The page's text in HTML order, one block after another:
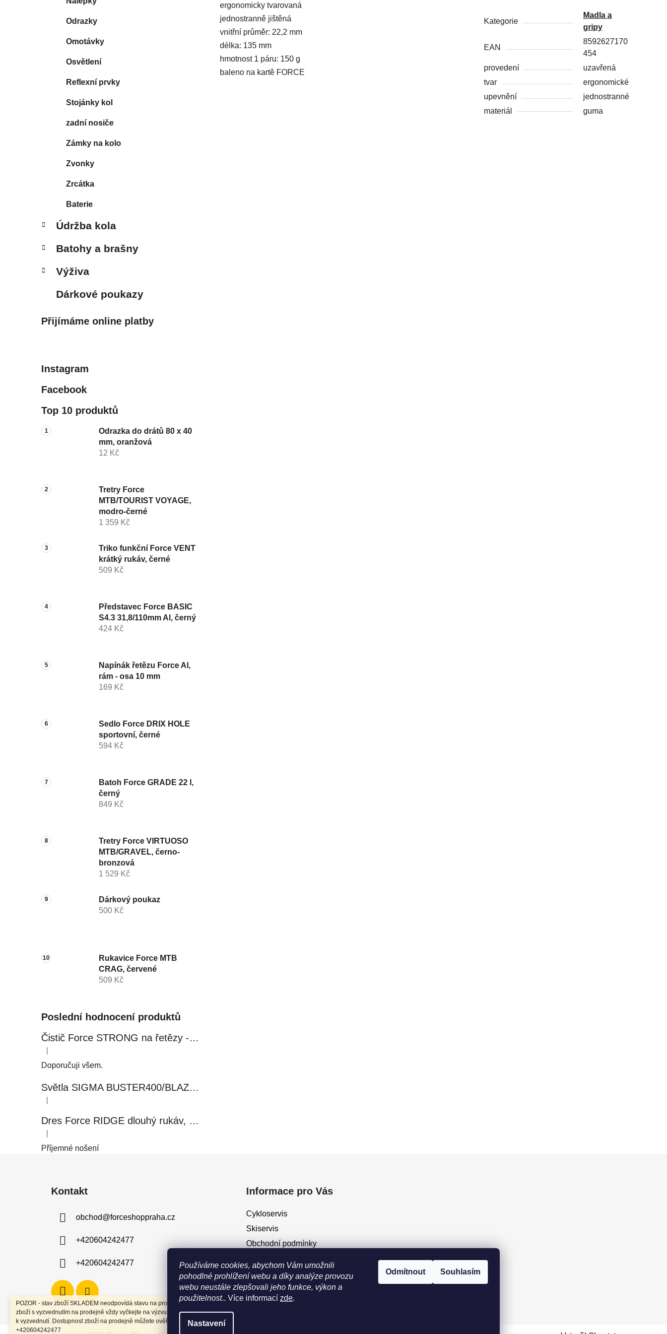
Používáme cookies, abychom Vám umožnili
pohodlné prohlížení webu a díky analýze provozu
webu neustále zlepšovali jeho funkce, výkon a
použitelnost.. Více informací zde.
Nastavení
Odmítnout Souhlasím
POZOR - stav zboží SKLADEM neodpovídá stavu na prodejně. Při objednání
zboží s vyzvednutím na prodejně vždy vyčkejte na výzvu, že je zboží připraveno
k vyzvednutí. Dostupnost zboží na prodejně můžete ověřit na tel
+420604242477
Odrazky
Omotávky
Osvětlení
Reflexní prvky
Stojánky kol
zadní nosiče
Zámky na kolo
Zvonky
Zrcátka
Baterie
Údržba kola
Batohy a brašny
Výživa
Dárkové poukazy
Přijímáme online platby
Instagram
Facebook
Top 10 produktů
Odrazka do drátů 80 x 40
mm, oranžová
12 Kč
Tretry Force
MTB/TOURIST VOYAGE,
modro-černé
1 359 Kč
Triko funkční Force VENT
krátký rukáv, černé
509 Kč
Představec Force BASIC
S4.3 31,8/110mm Al, černý
424 Kč
Napínák řetězu Force Al,
rám - osa 10 mm
169 Kč
Sedlo Force DRIX HOLE
sportovní, černé
594 Kč
Batoh Force GRADE 22 l,
černý
849 Kč
Tretry Force VIRTUOSO
MTB/GRAVEL, černo-
bronzová
1 529 Kč
Dárkový poukaz
500 Kč
Rukavice Force MTB
CRAG, červené
509 Kč
Poslední hodnocení produktů
Čistič Force STRONG na řetězy - 0,5 l, láhev - růžový
Hodnocení produktu je 5 z 5 hvězdiček.
Doporučuji všem.
Světla SIGMA BUSTER400/BLAZE FLASH, přední+zadní
Hodnocení produktu je 5 z 5 hvězdiček.
Dres Force RIDGE dlouhý rukáv, černo-modrý
Hodnocení produktu je 5 z 5 hvězdiček.
Příjemné nošení
ergonomicky tvarovaná
jednostranně jištěná
vnitřní průměr: 22,2 mm
délka: 135 mm
hmotnost 1 páru: 150 g
baleno na kartě FORCE
Kategorie
Madla a
gripy
EAN
8592627170
454
provedení
uzavřená
tvar
ergonomické
upevnění
jednostranné
materiál
guma
Kontakt
obchod@forceshoppraha.cz
+420604242477
+420604242477
Informace pro Vás
Cykloservis
Skiservis
Obchodní podmínky
Jak vrátit / vyměnit zboží?